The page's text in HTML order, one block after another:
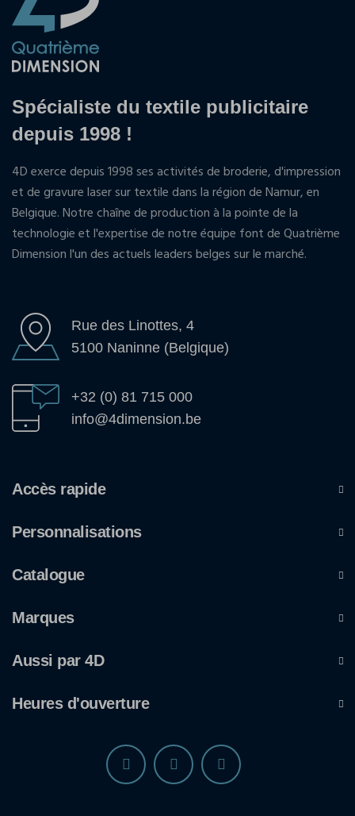
Spécialiste du textile publicitaire
depuis 1998 !
4D exerce depuis 1998 ses activités de broderie, d'impression
et de gravure laser sur textile dans la région de Namur, en
Belgique. Notre chaîne de production à la pointe de la
technologie et l'expertise de notre équipe font de Quatrième
Dimension l'un des actuels leaders belges sur le marché.
Rue des Linottes, 4
5100 Naninne (Belgique)
+32 (0) 81 715 000
info@4dimension.be
Accès rapide
Personnalisations
Catalogue
Marques
Aussi par 4D
Heures d'ouverture